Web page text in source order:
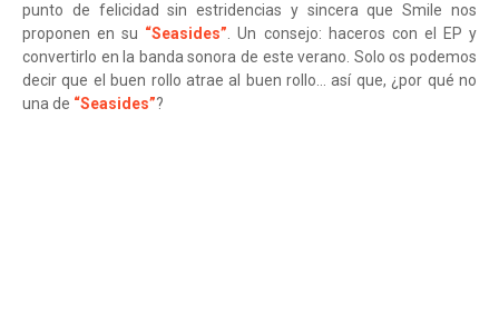
punto de felicidad sin estridencias y sincera que Smile nos
proponen en su “Seasides”. Un consejo: haceros con el EP y
convertirlo en la banda sonora de este verano. Solo os podemos
decir que el buen rollo atrae al buen rollo... así que, ¿por qué no
una de “Seasides”?